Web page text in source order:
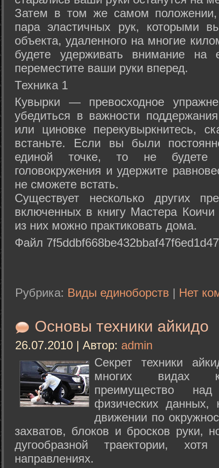
Затем в том же самом положении,
пара эластичных рук, которыми
объекта, удаленного на многие
будете удерживать внимание на
переместите ваши руки вперед.
Техника 1
Кувырки — превосходное
убедиться в важности
или циновке перекувыркнитесь,
встаньте. Если вы были
единой точке, то не будете
головокружения и удержите
не сможете встать.
Существует несколько других
включенных в книгу Мастера
из них можно практиковать дома.
Файл
Рубрика: Виды единоборств | Нет
Основы техники айкидо
26.07.2010 | Автор: admin
Секрет техники
многих видах
преимущество
физических данных,
движении по
захватов, блоков и бросков руки,
дугообразной траектории,
направлениях.